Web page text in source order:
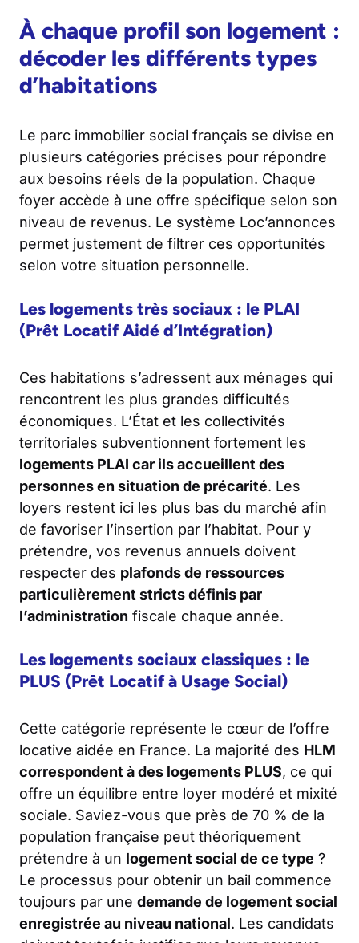
À chaque profil son logement :
décoder les différents types
d’habitations
Le parc immobilier social français se divise en
plusieurs catégories précises pour répondre
aux besoins réels de la population. Chaque
foyer accède à une offre spécifique selon son
niveau de revenus. Le système Loc’annonces
permet justement de filtrer ces opportunités
selon votre situation personnelle.
Les logements très sociaux : le PLAI
(Prêt Locatif Aidé d’Intégration)
Ces habitations s’adressent aux ménages qui
rencontrent les plus grandes difficultés
économiques. L’État et les collectivités
territoriales subventionnent fortement les
logements PLAI car ils accueillent des
personnes en situation de précarité. Les
loyers restent ici les plus bas du marché afin
de favoriser l’insertion par l’habitat. Pour y
prétendre, vos revenus annuels doivent
respecter des plafonds de ressources
particulièrement stricts définis par
l’administration fiscale chaque année.
Les logements sociaux classiques : le
PLUS (Prêt Locatif à Usage Social)
Cette catégorie représente le cœur de l’offre
locative aidée en France. La majorité des HLM
correspondent à des logements PLUS, ce qui
offre un équilibre entre loyer modéré et mixité
sociale. Saviez-vous que près de 70 % de la
population française peut théoriquement
prétendre à un logement social de ce type ?
Le processus pour obtenir un bail commence
toujours par une demande de logement social
enregistrée au niveau national. Les candidats